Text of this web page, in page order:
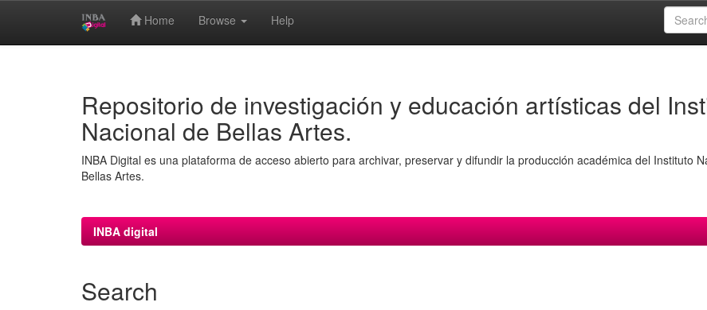
Home Browse Help
Repositorio de investigación y educación artísticas del
Nacional de Bellas Artes.
INBA Digital es una plataforma de acceso abierto para archivar, preservar y difundir la producción académica del Instituto
Bellas Artes.
INBA digital
Search